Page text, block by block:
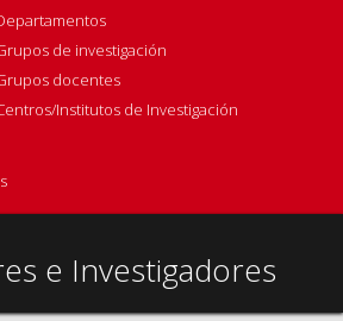
de investigación
docentes
Institutos de Investigación
e Investigadores